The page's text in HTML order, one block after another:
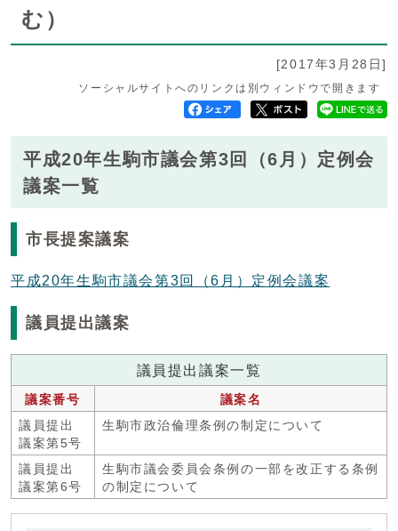
む）
[2017年3月28日]
ソーシャルサイトへのリンクは別ウィンドウで開きます
平成20年生駒市議会第3回（6月）定例会
議案一覧
市長提案議案
平成20年生駒市議会第3回（6月）定例会議案
議員提出議案
議員提出議案一覧
議案番号
議案名
議員提出
議案第5号
生駒市政治倫理条例の制定について
議員提出
議案第6号
生駒市議会委員会条例の一部を改正する条例
の制定について